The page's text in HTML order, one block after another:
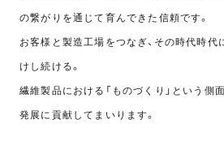
の繋がりを通じて育んできた信頼です。
お客様と製造工場をつなぎ、その時代時代
けし続ける。
繊維製品における「ものづくり」という側
発展に貢献してまいります。